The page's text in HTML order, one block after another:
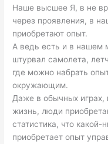
Наше высшее Я, в не
через проявления, в
приобретают опыт.
А ведь есть и в нашем
штурвал самолета,
где можно набрать
окружающим.
Даже в обычных
жизнь, люди
статистика, что какой-
приобретает опыт